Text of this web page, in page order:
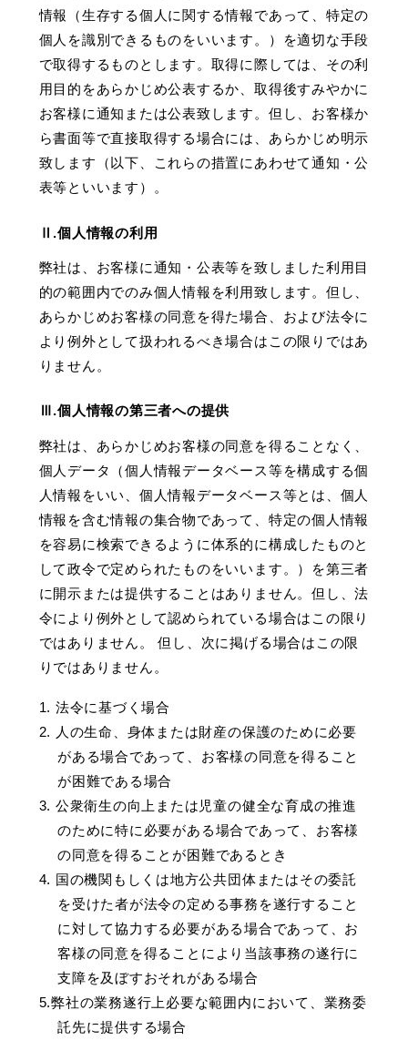
情報（生存する個人に関する情報であって、特定の
個人を識別できるものをいいます。）を適切な手段
で取得するものとします。取得に際しては、その利
用目的をあらかじめ公表するか、取得後すみやかに
お客様に通知または公表致します。但し、お客様か
ら書面等で直接取得する場合には、あらかじめ明示
致します（以下、これらの措置にあわせて通知・公
表等といいます）。
Ⅱ.個人情報の利用
弊社は、お客様に通知・公表等を致しました利用目
的の範囲内でのみ個人情報を利用致します。但し、
あらかじめお客様の同意を得た場合、および法令に
より例外として扱われるべき場合はこの限りではあ
りません。
Ⅲ.個人情報の第三者への提供
弊社は、あらかじめお客様の同意を得ることなく、
個人データ（個人情報データベース等を構成する個
人情報をいい、個人情報データベース等とは、個人
情報を含む情報の集合物であって、特定の個人情報
を容易に検索できるように体系的に構成したものと
して政令で定められたものをいいます。）を第三者
に開示または提供することはありません。但し、法
令により例外として認められている場合はこの限り
ではありません。 但し、次に掲げる場合はこの限
りではありません。
1. 法令に基づく場合
2. 人の生命、身体または財産の保護のために必要
がある場合であって、お客様の同意を得ること
が困難である場合
3. 公衆衛生の向上または児童の健全な育成の推進
のために特に必要がある場合であって、お客様
の同意を得ることが困難であるとき
4. 国の機関もしくは地方公共団体またはその委託
を受けた者が法令の定める事務を遂行すること
に対して協力する必要がある場合であって、お
客様の同意を得ることにより当該事務の遂行に
支障を及ぼすおそれがある場合
5.弊社の業務遂行上必要な範囲内において、業務委
託先に提供する場合